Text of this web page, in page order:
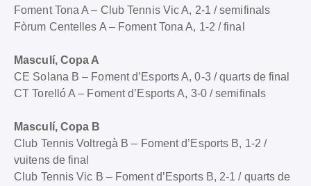
Foment Tona A – Club Tennis Vic A, 2-1 / semifinals
Fòrum Centelles A – Foment Tona A, 1-2 / final
Masculí, Copa A
CE Solana B – Foment d’Esports A, 0-3 / quarts de final
CT Torelló A – Foment d’Esports A, 3-0 / semifinals
Masculí, Copa B
Club Tennis Voltregà B – Foment d’Esports B, 1-2 /
vuitens de final
Club Tennis Vic B – Foment d’Esports B, 2-1 / quarts de